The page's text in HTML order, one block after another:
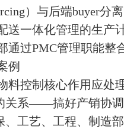
）与后端buyer分
送一体化管理的生产
通过PMC管理职能整
例
料控制核心作用应处
关系——搞好产销协
、工艺、工程、制造